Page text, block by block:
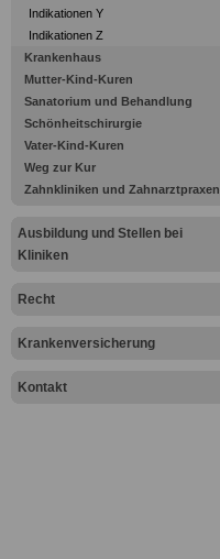
Indikationen Y
Indikationen Z
Krankenhaus
Mutter-Kind-Kuren
Sanatorium und Behandlung
Schönheitschirurgie
Vater-Kind-Kuren
Weg zur Kur
Zahnkliniken und Zahnarztpraxen
Ausbildung und Stellen bei
Kliniken
Recht
Krankenversicherung
Kontakt